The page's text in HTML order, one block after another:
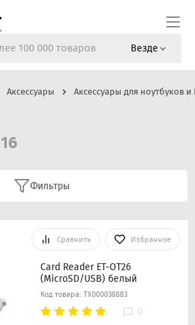
Везде
Аксессуары Аксессуары для ноутбуков и
16
Фильтры
Сравнить Избранное
Card Reader ET-OT26
(MicroSD/USB) белый
Код товара: ТХ000038883
0